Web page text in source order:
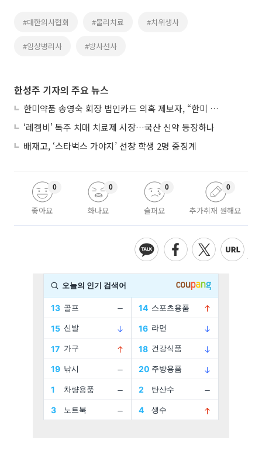
#대한의사협회 #물리치료 #치위생사
#임상병리사 #방사선사
한성주 기자의 주요 뉴스
한미약품 송영숙 회장 법인카드 의혹 제보자, “한미 잘 되기 바라는 마음”
‘레켐비’ 독주 치매 치료제 시장…국산 신약 등장하나
배재고, ‘스타벅스 가야지’ 선창 학생 2명 중징계
좋아요
0
화나요
0
슬퍼요
0
추가취재 원해요
0